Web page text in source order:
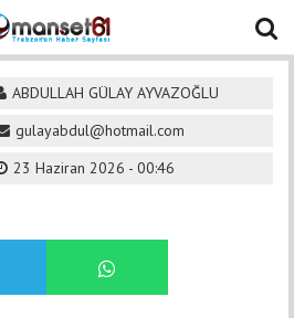
ABDULLAH GÜLAY AYVAZOĞLU
gulayabdul@hotmail.com
23 Haziran 2026 - 00:46